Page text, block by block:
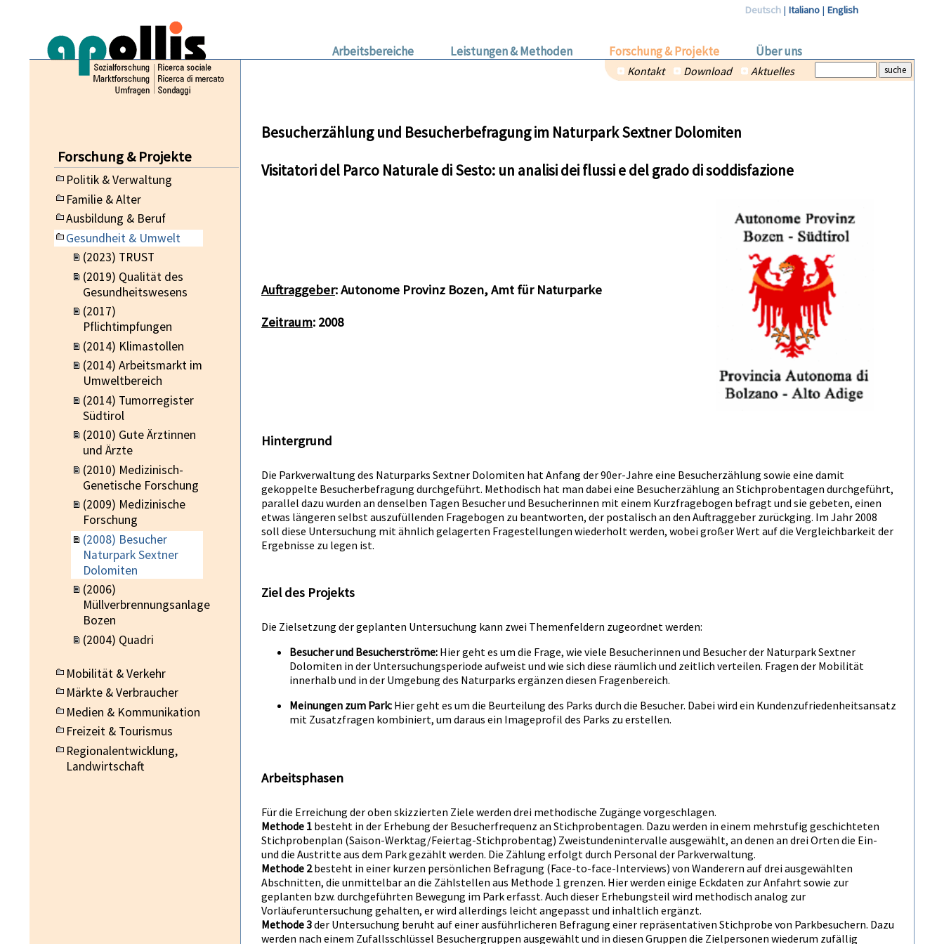
Deutsch | Italiano | English
Über uns
Forschung & Projekte
Leistungen & Methoden
Arbeitsbereiche
Kontakt Download Aktuelles
Forschung & Projekte
Politik & Verwaltung
Familie & Alter
Ausbildung & Beruf
Gesundheit & Umwelt
(2023) TRUST
(2019) Qualität des
Gesundheitswesens
(2017)
Pflichtimpfungen
(2014) Klimastollen
(2014) Arbeitsmarkt im
Umweltbereich
(2014) Tumorregister
Südtirol
(2010) Gute Ärztinnen
und Ärzte
(2010) Medizinisch-
Genetische Forschung
(2009) Medizinische
Forschung
(2008) Besucher
Naturpark Sextner
Dolomiten
(2006)
Müllverbrennungsanlage
Bozen
(2004) Quadri
Mobilität & Verkehr
Märkte & Verbraucher
Medien & Kommunikation
Freizeit & Tourismus
Regionalentwicklung,
Landwirtschaft
Besucherzählung und Besucherbefragung im Naturpark Sextner Dolomiten
Visitatori del Parco Naturale di Sesto: un analisi dei flussi e del grado di soddisfazione
Auftraggeber: Autonome Provinz Bozen, Amt für Naturparke
Zeitraum: 2008
Hintergrund
Die Parkverwaltung des Naturparks Sextner Dolomiten hat Anfang der 90er-Jahre eine Besucherzählung sowie eine damit
gekoppelte Besucherbefragung durchgeführt. Methodisch hat man dabei eine Besucherzählung an Stichprobentagen durchgeführt,
parallel dazu wurden an denselben Tagen Besucher und Besucherinnen mit einem Kurzfragebogen befragt und sie gebeten, einen
etwas längeren selbst auszufüllenden Fragebogen zu beantworten, der postalisch an den Auftraggeber zurückging. Im Jahr 2008
soll diese Untersuchung mit ähnlich gelagerten Fragestellungen wiederholt werden, wobei großer Wert auf die Vergleichbarkeit der
Ergebnisse zu legen ist.
Ziel des Projekts
Die Zielsetzung der geplanten Untersuchung kann zwei Themenfeldern zugeordnet werden:
Besucher und Besucherströme: Hier geht es um die Frage, wie viele Besucherinnen und Besucher der Naturpark Sextner
Dolomiten in der Untersuchungsperiode aufweist und wie sich diese räumlich und zeitlich verteilen. Fragen der Mobilität
innerhalb und in der Umgebung des Naturparks ergänzen diesen Fragenbereich.
Meinungen zum Park: Hier geht es um die Beurteilung des Parks durch die Besucher. Dabei wird ein Kundenzufriedenheitsansatz
mit Zusatzfragen kombiniert, um daraus ein Imageprofil des Parks zu erstellen.
Arbeitsphasen
Für die Erreichung der oben skizzierten Ziele werden drei methodische Zugänge vorgeschlagen.
Methode 1 besteht in der Erhebung der Besucherfrequenz an Stichprobentagen. Dazu werden in einem mehrstufig geschichteten
Stichprobenplan (Saison-Werktag/Feiertag-Stichprobentag) Zweistundenintervalle ausgewählt, an denen an drei Orten die Ein-
und die Austritte aus dem Park gezählt werden. Die Zählung erfolgt durch Personal der Parkverwaltung.
Methode 2besteht in einer kurzen persönlichen Befragung (Face-to-face-Interviews) von Wanderern auf drei ausgewählten
Abschnitten, die unmittelbar an die Zählstellen aus Methode 1 grenzen. Hier werden einige Eckdaten zur Anfahrt sowie zur
geplanten bzw. durchgeführten Bewegung im Park erfasst. Auch dieser Erhebungsteil wird methodisch analog zur
Vorläuferuntersuchung gehalten, er wird allerdings leicht angepasst und inhaltlich ergänzt.
Methode 3der Untersuchung beruht auf einer ausführlicheren Befragung einer repräsentativen Stichprobe von Parkbesuchern. Dazu
werden nach einem Zufallsschlüssel Besuchergruppen ausgewählt und in diesen Gruppen die Zielpersonen wiederum zufällig